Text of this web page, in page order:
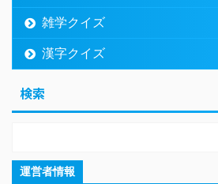
雑学クイズ
漢字クイズ
検索
運営者情報